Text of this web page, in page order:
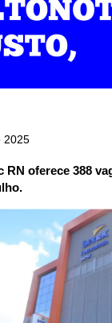
2025
RN oferece 388